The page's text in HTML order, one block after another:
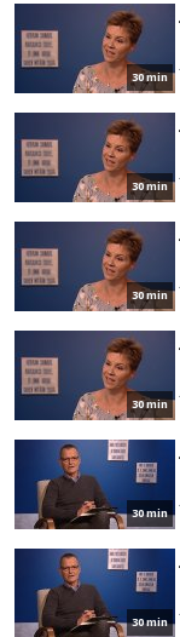
30 min
30 min
30 min
30 min
30 min
30 min